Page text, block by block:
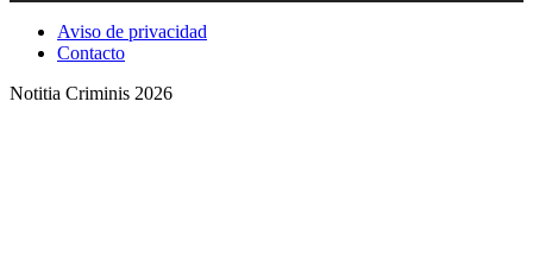
Aviso de privacidad
Contacto
Notitia Criminis 2026